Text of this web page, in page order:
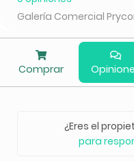
Galería Comercial
Comprar
¿Eres el
para